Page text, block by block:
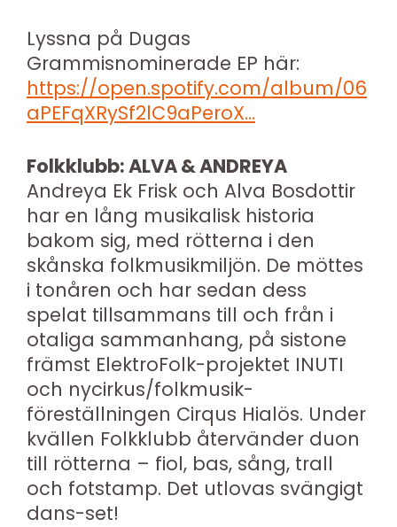
Lyssna på Dugas
Grammisnominerade EP här:
https://open.spotify.com/album/06
aPEFqXRySf2lC9aPeroX…
Folkklubb: ALVA & ANDREYA
Andreya Ek Frisk och Alva Bosdottir
har en lång musikalisk historia
bakom sig, med rötterna i den
skånska folkmusikmiljön. De möttes
i tonåren och har sedan dess
spelat tillsammans till och från i
otaliga sammanhang, på sistone
främst ElektroFolk-projektet INUTI
och nycirkus/folkmusik-
föreställningen Cirqus Hialös. Under
kvällen Folkklubb återvänder duon
till rötterna – fiol, bas, sång, trall
och fotstamp. Det utlovas svängigt
dans-set!